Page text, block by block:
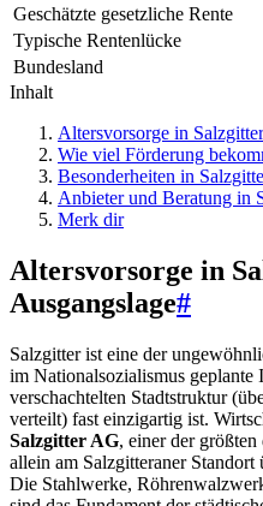
Geschätzte gesetzliche Rente
Typische Rentenlücke
Bundesland
Inhalt
Altersvorsorge in
Wie viel Förderung
Besonderheiten in
Anbieter und Beratung in
Merk dir
Altersvorsorge in
Ausgangslage#
Salzgitter ist eine der
im Nationalsozialismus geplante
verschachtelten Stadtstruktur
verteilt) fast einzigartig ist.
Salzgitter AG, einer der
allein am Salzgitteraner
Die Stahlwerke,